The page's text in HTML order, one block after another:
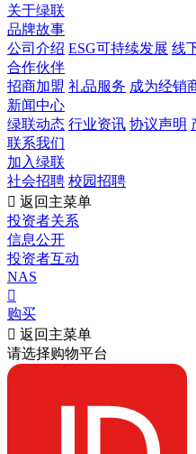
关于绿联
品牌故事
公司介绍 ESG可持续发展 线
合作伙伴
招商加盟 礼品服务 成为经销
新闻中心
绿联动态 行业资讯 协议声明
联系我们
加入绿联
社会招聘 校园招聘
 返回主菜单
投资者关系
信息公开
投资者互动
NAS

购买
 返回主菜单
请选择购物平台